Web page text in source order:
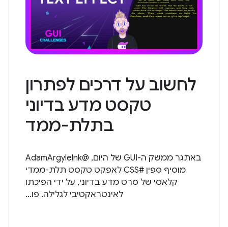
לחשוב על דרכים לפתרון
טקסט מדע בדיוני
בתלת-ממד
באתגר ממשק ה-GUI של היום, @AdamArgyleInk
מוסיף ספין #CSS לאפקט טקסט תלת-ממדי
קלאסי של סרט מדע בדיוני, על ידי הפיכתו
לאינטראקטיבי לגלילה. פו...